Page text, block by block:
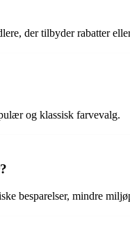
der tilbyder rabatter
og klassisk farvevalg.
besparelser, mindre